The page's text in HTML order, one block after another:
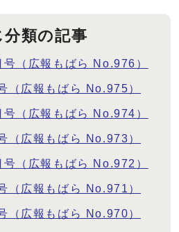
類の記事
（広報もばら No.976）
（広報もばら No.975）
（広報もばら No.974）
（広報もばら No.973）
（広報もばら No.972）
（広報もばら No.971）
（広報もばら No.970）